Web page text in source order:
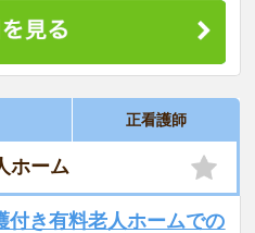
正看護師
ホーム
付き有料老人ホームでの